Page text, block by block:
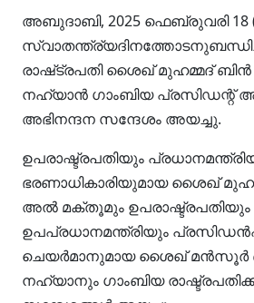
അബുദാബി, 2025 ഫെബ്രുവരി 18
രാഷ്‌ട്രപതി ശൈഖ് മുഹമ്മദ്
നഹ്യാൻ ഗാംബിയ പ്രസിഡന്റ്
അഭിനന്ദന സന്ദേശം അയച്ചു.
ഉപരാഷ്ട്രപതിയും
ഭരണാധികാരിയുമായ ശൈഖ്
അൽ മക്തൂമും ഉപരാഷ്ട്രപതിയും
ഉപപ്രധാനമന്ത്രിയും
ചെയർമാനുമായ ശൈഖ് മൻസൂർ
നഹ്യാനും ഗാംബിയ